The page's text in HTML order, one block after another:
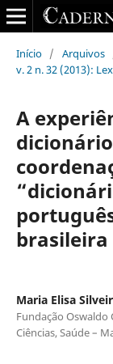
Início / Arquivos
v. 2 n. 32 (2013):
A
Maria Elisa
Fundação
Ciências, Saúde –